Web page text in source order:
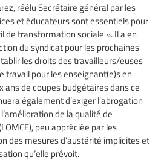
réélu Secrétaire général par les
et éducateurs sont essentiels pour
de transformation sociale ». Il a en
du syndicat pour les prochaines
les droits des travailleurs/euses
travail pour les enseignant(e)s en
ans de coupes budgétaires dans ce
également d’exiger l’abrogation
de la qualité de
peu appréciée par les
des mesures d’austérité implicites et
qu’elle prévoit.